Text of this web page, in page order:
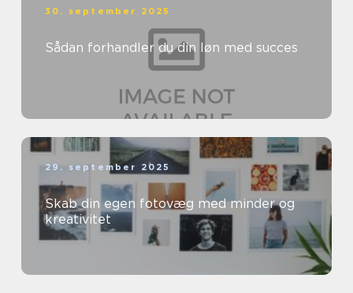
30. september 2025
Sådan forhandler du din løn med succes
29. september 2025
Skab din egen fotovæg med minder og
kreativitet